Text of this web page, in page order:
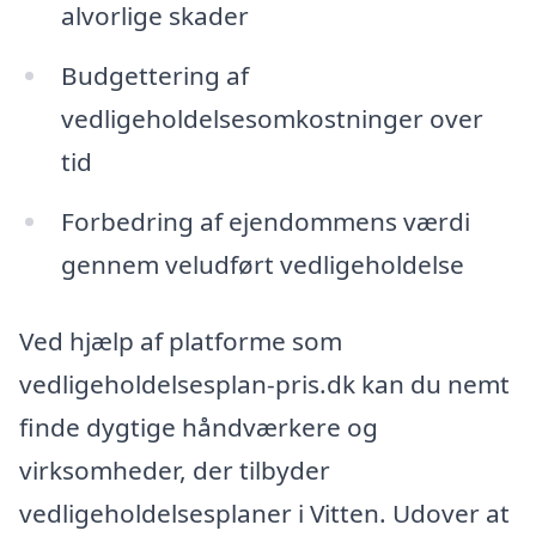
alvorlige skader
Budgettering af
vedligeholdelsesomkostninger over
tid
Forbedring af ejendommens værdi
gennem veludført vedligeholdelse
Ved hjælp af platforme som
vedligeholdelsesplan-pris.dk kan du nemt
finde dygtige håndværkere og
virksomheder, der tilbyder
vedligeholdelsesplaner i Vitten. Udover at